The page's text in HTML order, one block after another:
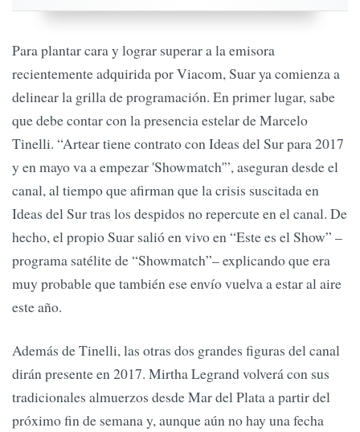
Para plantar cara y lograr superar a la emisora
recientemente adquirida por Viacom, Suar ya comienza a
delinear la grilla de programación. En primer lugar, sabe
que debe contar con la presencia estelar de Marcelo
Tinelli. “Artear tiene contrato con Ideas del Sur para 2017
y en mayo va a empezar 'Showmatch'”, aseguran desde el
canal, al tiempo que afirman que la crisis suscitada en
Ideas del Sur tras los despidos no repercute en el canal. De
hecho, el propio Suar salió en vivo en “Este es el Show” –
programa satélite de “Showmatch”– explicando que era
muy probable que también ese envío vuelva a estar al aire
este año.
Además de Tinelli, las otras dos grandes figuras del canal
dirán presente en 2017. Mirtha Legrand volverá con sus
tradicionales almuerzos desde Mar del Plata a partir del
próximo fin de semana y, aunque aún no hay una fecha